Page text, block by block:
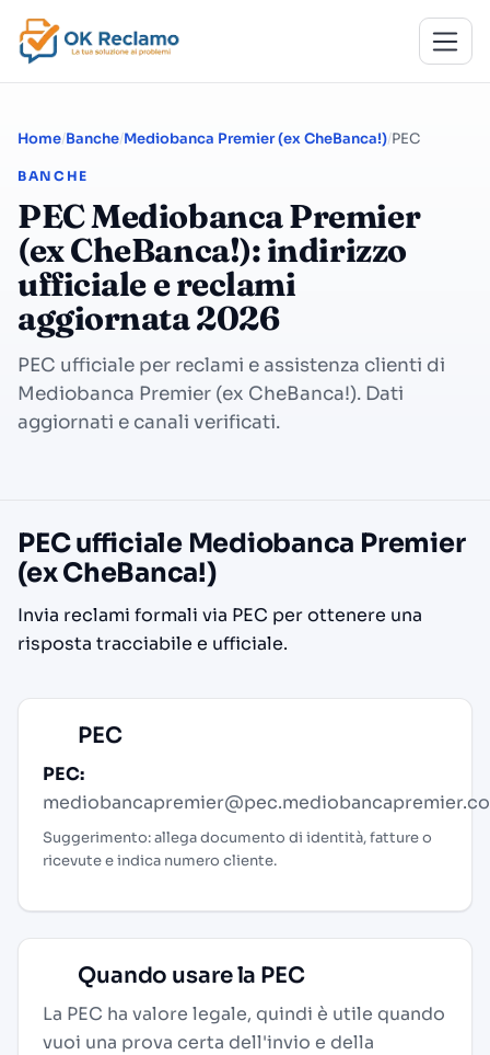
Home Banche Mediobanca Premier (ex CheBanca!) PEC
BANCHE
PEC Mediobanca Premier
(ex CheBanca!): indirizzo
ufficiale e reclami
aggiornata 2026
PEC ufficiale per reclami e assistenza clienti di
Mediobanca Premier (ex CheBanca!). Dati
aggiornati e canali verificati.
PEC ufficiale Mediobanca Premier
(ex CheBanca!)
Invia reclami formali via PEC per ottenere una
risposta tracciabile e ufficiale.
PEC
PEC:
Suggerimento: allega documento di identità, fatture o
ricevute e indica numero cliente.
Quando usare la PEC
La PEC ha valore legale, quindi è utile quando
vuoi una prova certa dell'invio e della